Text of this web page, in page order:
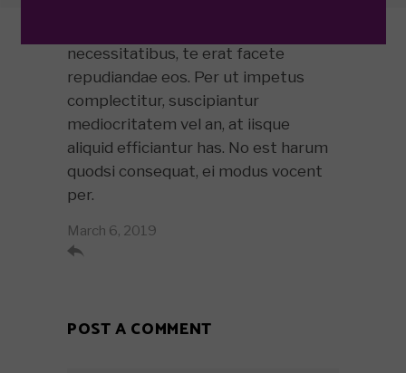
necessitatibus, te erat facete
repudiandae eos. Per ut impetus
complectitur, suscipiantur
mediocritatem vel an, at iisque
aliquid efficiantur has. No est harum
quodsi consequat, ei modus vocent
per.
March 6, 2019

POST A COMMENT